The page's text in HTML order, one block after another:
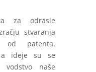
za odrasle
stvaranja
od patenta.
a ideje su se
vodstvo naše